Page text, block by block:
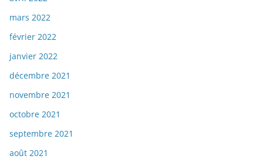
mars 2022
février 2022
janvier 2022
décembre 2021
novembre 2021
octobre 2021
septembre 2021
août 2021